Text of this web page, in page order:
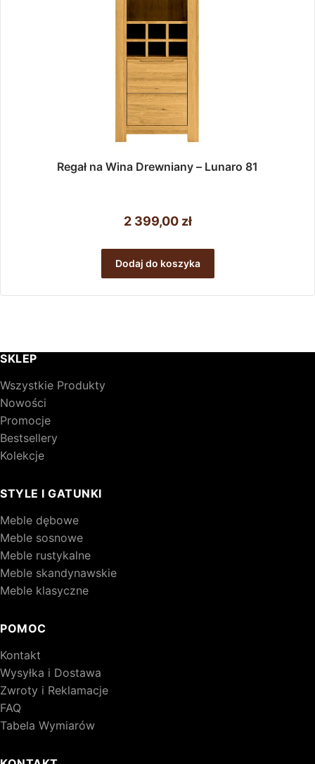
Regał na Wina Drewniany – Lunaro 81
2 399,00 zł
Dodaj do koszyka
SKLEP
Wszystkie Produkty
Nowości
Promocje
Bestsellery
Kolekcje
STYLE I GATUNKI
Meble dębowe
Meble sosnowe
Meble rustykalne
Meble skandynawskie
Meble klasyczne
POMOC
Kontakt
Wysyłka i Dostawa
Zwroty i Reklamacje
FAQ
Tabela Wymiarów